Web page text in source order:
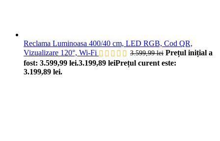
Reclama Luminoasa 400/40 cm, LED RGB, Cod QR,
Vizualizare 120°, Wi-Fi
3.599,99lei Prețul inițial a
fost: 3.599,99 lei.3.199,89 leiPrețul curent este:
3.199,89 lei.